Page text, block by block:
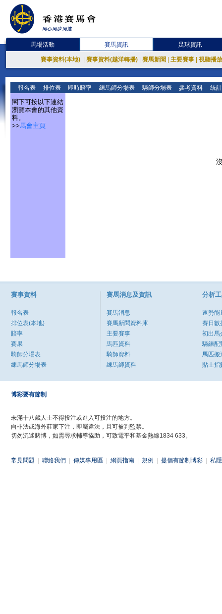
馬場活動 賽馬資訊 足球資訊
賽事資料(本地) 賽事資料(越洋轉播) 賽馬新聞 主要賽事 視聽播
報名表 排位表 即時賠率 練馬師分場表 騎師分場表 參考資料 統
閣下可按以下連結
瀏覽本會的其他資
料。
>>馬會主頁
賽事資料
報名表
排位表(本地)
賠率
賽果
騎師分場表
練馬師分場表
賽馬消息及資訊
賽馬消息
賽馬新聞資料庫
主要賽事
馬匹資料
騎師資料
練馬師資料
分析
速勢能
賽日數
初出馬
騎練配
馬匹搬
貼士指
博彩要有節制
未滿十八歲人士不得投注或進入可投注的地方。
向非法或海外莊家下注，即屬違法，且可被判監禁。
切勿沉迷賭博，如需尋求輔導協助，可致電平和基金熱線1834 633。
常見問題 聯絡我們 傳媒專用區 網頁指南 規例 提倡有節制博彩 私